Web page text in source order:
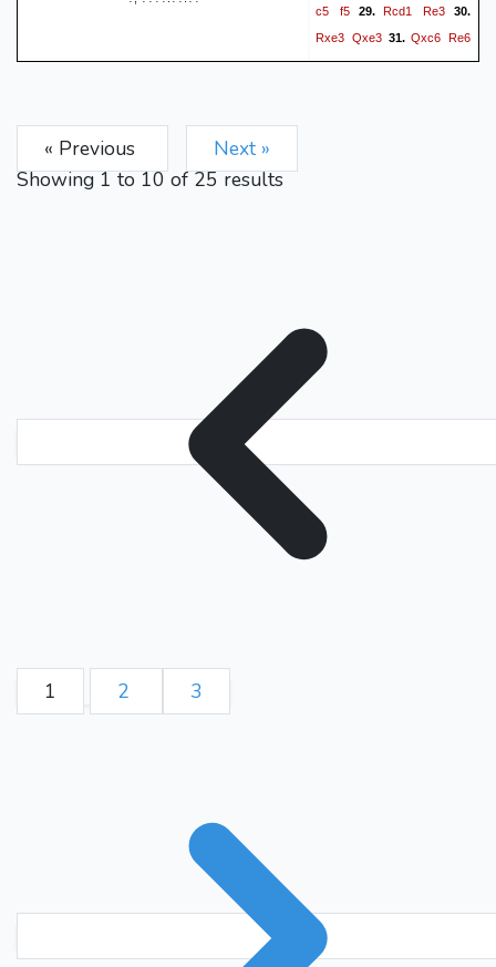
c5
f529.Rcd1 Re3 30.
Rxe3
Qxe3 31. Qxc6 Re6
32.Rd8+ Kf733.Qd7+ Kg6
« Previous
Next »
Showing1to10of25results
1 2 3